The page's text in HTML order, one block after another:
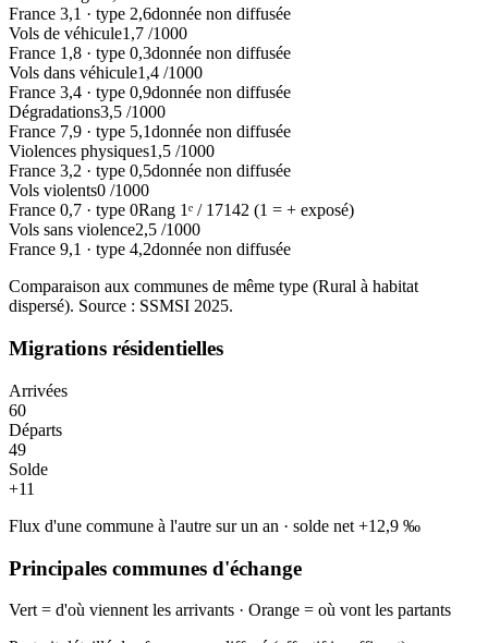
France 3,1 · type 2,6donnée non diffusée
Vols de véhicule1,7 /1000
France 1,8 · type 0,3donnée non diffusée
Vols dans véhicule1,4 /1000
France 3,4 · type 0,9donnée non diffusée
Dégradations3,5 /1000
France 7,9 · type 5,1donnée non diffusée
Violences physiques1,5 /1000
France 3,2 · type 0,5donnée non diffusée
Vols violents0 /1000
France 0,7 · type 0Rang 1ᵉ / 17142 (1 = + exposé)
Vols sans violence2,5 /1000
France 9,1 · type 4,2donnée non diffusée
Comparaison aux communes de même type (Rural à habitat
dispersé). Source : SSMSI 2025.
Migrations résidentielles
Arrivées
60
Départs
49
Solde
+11
Flux d'une commune à l'autre sur un an · solde net +12,9 ‰
Principales communes d'échange
Vert = d'où viennent les arrivants · Orange = où vont les partants